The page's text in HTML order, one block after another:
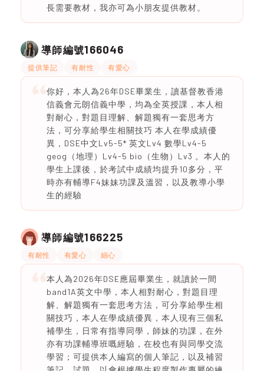
長需要教材，我亦可為小朋友提供教材。
導師編號166046
提供筆記 有耐性 有愛心
你好，本人為26年DSE畢業生，讀基督教香港
信義會元朗信義中學，均為全英授課，本人相
對耐心，對題目理解、解題獨有一套思考方
法，可分享給學生相關技巧 本人在學成績優
異，DSE中文Lv5-5* 英文Lv4 數學Lv4-5
geog（地理）Lv4-5 bio（生物）Lv3 。本人的
學生上課後，於考試中成績均提升10多分，平
時亦有輔導F4妹妹功課及溫習，以及教導小學
生的經驗
導師編號166225
有耐性 有愛心 細心
本人為2026年DSE應屆畢業生，就讀於一間
band1A英文中學，本人相對耐心，對題目理
解、解題獨有一套思考方法，可分享給學生相
關技巧，本人在學成績優異，本人現有三個私
補學生，日常有指導同學，師妹的功課，在外
亦有功課輔導班嘅經驗，在校也有與同學交流
學習；可提供本人編寫的個人筆記，以及補習